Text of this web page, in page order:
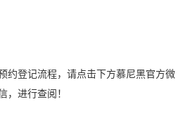
约登记流程，请点击下方慕尼黑官方微
，进行查阅！